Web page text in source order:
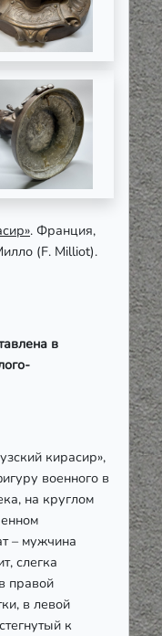
. Франция,
(F. Milliot).
в
кирасир»,
военного в
на круглом
– мужчина
слегка
правой
в левой
к